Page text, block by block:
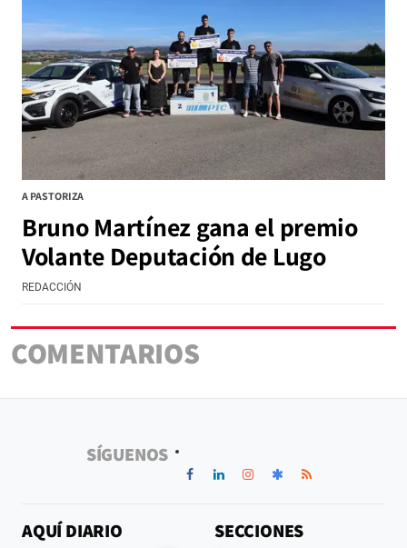
A PASTORIZA
Bruno Martínez gana el premio
Volante Deputación de Lugo
REDACCIÓN
COMENTARIOS
SÍGUENOS
AQUÍ DIARIO SECCIONES